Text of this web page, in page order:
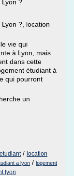
?
?, location
vie qui
à Lyon, mais
dans cette
étudiant à
qui pourront
un
/ location
a lyon / logement
lyon